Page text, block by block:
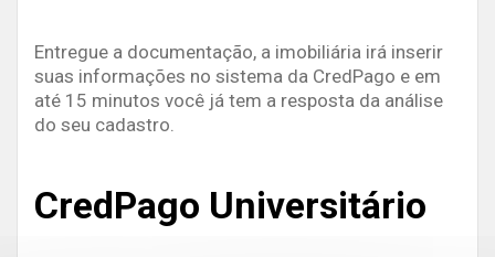
Entregue a documentação, a imobiliária irá inserir
suas informações no sistema da CredPago e em
até 15 minutos você já tem a resposta da análise
do seu cadastro.
CredPago Universitário